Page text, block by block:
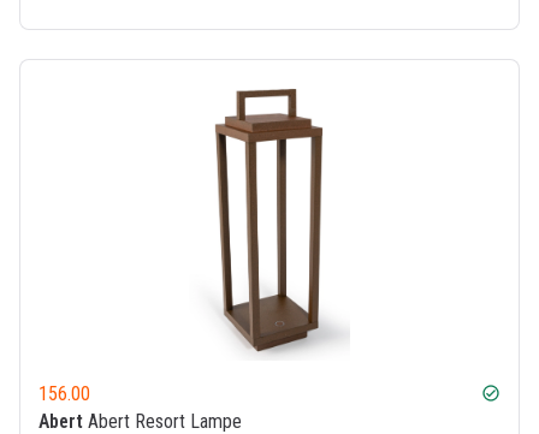
156.00 check_circle
Abert Abert Resort Lampe